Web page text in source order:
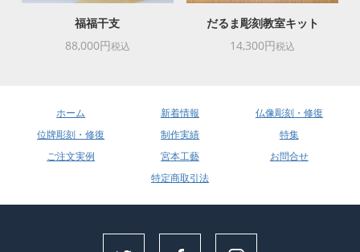
福福干支
88,000円税込
だるま彫刻教室キット
14,300円税込
ホーム 新着情報
仏像彫刻・修復
位牌彫刻・修復
制作実績
特集
ご注文実例
宮本工藝
お問合せ
特定商取引法